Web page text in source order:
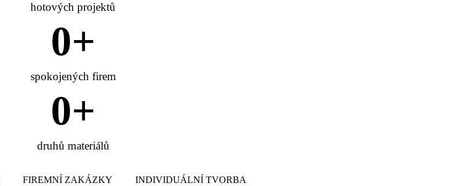
hotových projektů
spokojených firem
0+
druhů materiálů
0+
FIREMNÍ ZAKÁZKY INDIVIDUÁLNÍ TVORBA